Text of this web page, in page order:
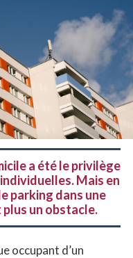
a été le privilège
Mais en
parking dans une
un obstacle.
occupant d’un